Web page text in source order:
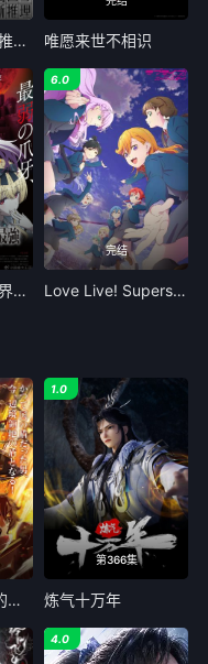
鸭乃桥论的禁忌推理第二季 唯愿来世不相识
平凡职业成就世界最强 第三季
完结
6.0
Love Live! Superstar!!第三季
从0位居民开始的边境领主大人
第366集
1.0
炼气十万年
4.0